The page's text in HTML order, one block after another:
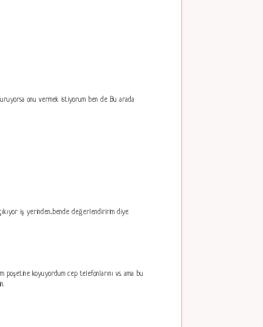
onu vermek istiyorum ben de .Bu arada
iş yerinden...bende değerlendiririm diye
koyuyordum cep telefonlarını vs. ama bu